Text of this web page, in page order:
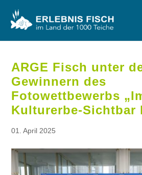
ARGE Fisch unter
Gewinnern des
Fotowettbewerbs
Kulturerbe-Sichtbar
01. April 2025